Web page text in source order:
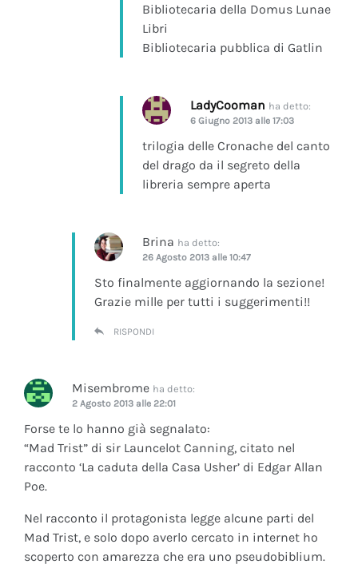
Bibliotecaria della Domus Lunae
Libri
Bibliotecaria pubblica di Gatlin
LadyCooman ha detto:
6 Giugno 2013 alle 17:03
trilogia delle Cronache del canto
del drago da il segreto della
libreria sempre aperta
Brina ha detto:
26 Agosto 2013 alle 10:47
Sto finalmente aggiornando la sezione!
Grazie mille per tutti i suggerimenti!!
RISPONDI
Misembrome ha detto:
2 Agosto 2013 alle 22:01
Forse te lo hanno già segnalato:
“Mad Trist” di sir Launcelot Canning, citato nel
racconto ‘La caduta della Casa Usher’ di Edgar Allan
Poe.
Nel racconto il protagonista legge alcune parti del
Mad Trist, e solo dopo averlo cercato in internet ho
scoperto con amarezza che era uno pseudobiblium.